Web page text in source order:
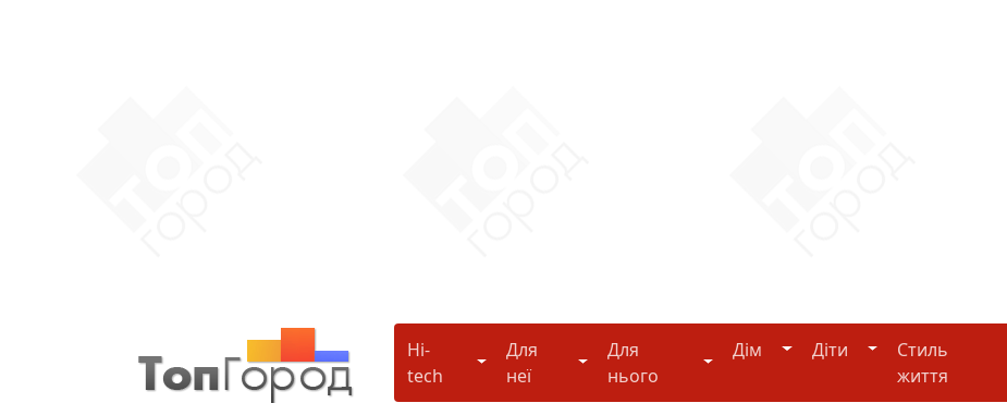
Hi-
tech
Hi-tech
Для
неї
Для неї
Для
нього
Для нього
Дім Дім Діти ДітиСтиль
життя